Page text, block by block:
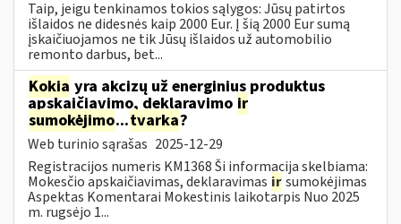
Taip, jeigu tenkinamos tokios sąlygos: Jūsų patirtos
išlaidos ne didesnės kaip 2000 Eur. Į šią 2000 Eur sumą
įskaičiuojamos ne tik Jūsų išlaidos už automobilio
remonto darbus, bet...
Kokia yra akcizų už energinius produktus
apskaičiavimo, deklaravimo ir
sumokėjimo...tvarka?
Web turinio sąrašas 2025-12-29
Registracijos numeris KM1368 Ši informacija skelbiama:
Mokesčio apskaičiavimas, deklaravimas irsumokėjimas
Aspektas Komentarai Mokestinis laikotarpis Nuo 2025
m. rugsėjo 1...